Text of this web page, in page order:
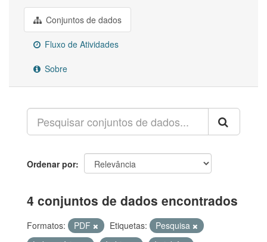
Conjuntos de dados
Fluxo de Atividades
Sobre
Ordenar por
4 conjuntos de dados encontrados
Formatos: PDF Etiquetas:
Pesquisa